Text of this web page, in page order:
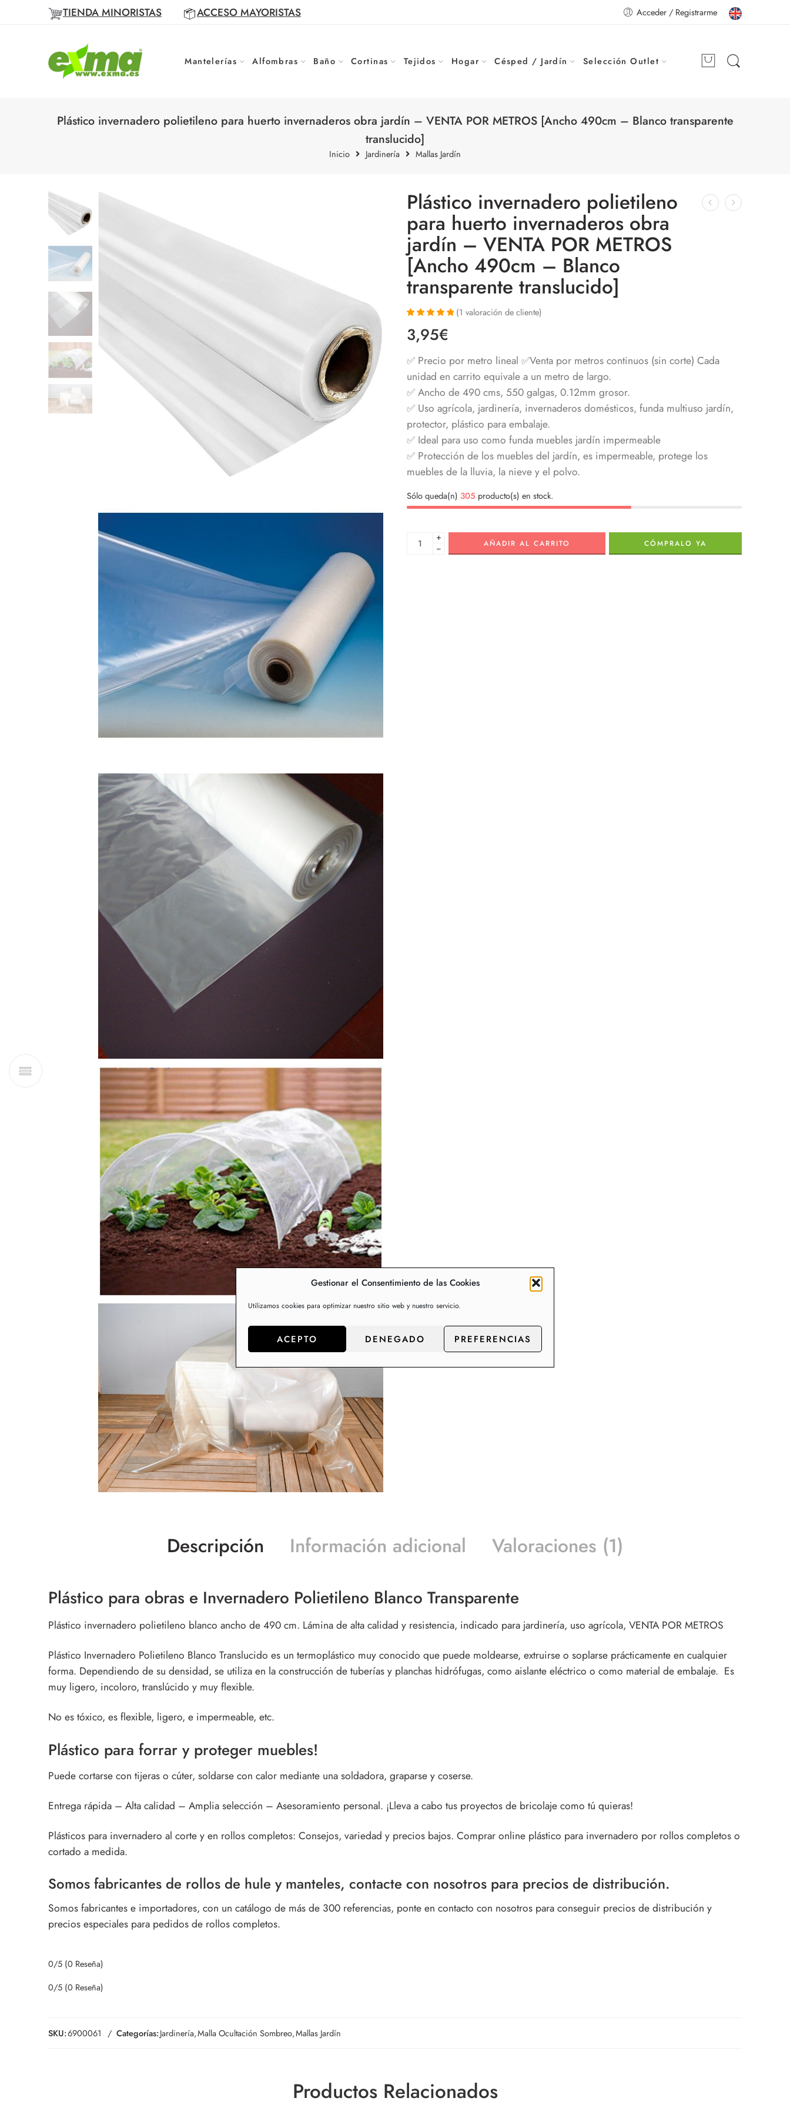
Gestionar el Consentimiento de las Cookies
Utilizamos cookies para optimizar nuestro sitio web y nuestro servicio.
ACEPTO DENEGADO PREFERENCIAS
TIENDA MINORISTAS ACCESO MAYORISTAS Acceder / Registrarme
Mantelerías Alfombras Baño Cortinas Tejidos Hogar Césped / Jardín Selección Outlet
Plástico invernadero polietileno para huerto invernaderos obra jardín – VENTA POR METROS [Ancho 490cm – Blanco transparente
translucido]
Inicio Jardinería Mallas Jardín
Plástico invernadero polietileno
para huerto invernaderos obra
jardín – VENTA POR METROS
[Ancho 490cm – Blanco
transparente translucido]
5.00de 5 en
base a
un cliente
(1 valoración de cliente)
3,95€
✅ Precio por metro lineal ✅Venta por metros continuos (sin corte) Cada
unidad en carrito equivale a un metro de largo.
✅ Ancho de 490 cms, 550 galgas, 0.12mm grosor.
✅ Uso agrícola, jardinería, invernaderos domésticos, funda multiuso jardín,
protector, plástico para embalaje.
✅ Ideal para uso como funda muebles jardín impermeable
✅ Protección de los muebles del jardín, es impermeable, protege los
muebles de la lluvia, la nieve y el polvo.
Sólo queda(n) 305 producto(s) en stock.
+
−
AÑADIR AL CARRITO CÓMPRALO YA
Descripción Información adicional Valoraciones (1)
Plástico para obras e Invernadero Polietileno Blanco Transparente
Plástico invernadero polietileno blanco ancho de 490 cm. Lámina de alta calidad y resistencia, indicado para jardinería, uso agrícola, VENTA POR METROS
Plástico Invernadero Polietileno Blanco Translucido es un termoplástico muy conocido que puede moldearse, extruirse o soplarse prácticamente en cualquier
forma. Dependiendo de su densidad, se utiliza en la construcción de tuberías y planchas hidrófugas, como aislante eléctrico o como material de embalaje. Es
muy ligero, incoloro, translúcido y muy flexible.
No es tóxico, es flexible, ligero, e impermeable, etc.
Plástico para forrar y proteger muebles!
Puede cortarse con tijeras o cúter, soldarse con calor mediante una soldadora, graparse y coserse.
Entrega rápida – Alta calidad – Amplia selección – Asesoramiento personal. ¡Lleva a cabo tus proyectos de bricolaje como tú quieras!
Plásticos para invernadero al corte y en rollos completos: Consejos, variedad y precios bajos. Comprar online plástico para invernadero por rollos completos o
cortado a medida.
Somos fabricantes de rollos de hule y manteles, contacte con nosotros para precios de distribución.
Somos fabricantes e importadores, con un catálogo de más de 300 referencias, ponte en contacto con nosotros para conseguir precios de distribución y
precios especiales para pedidos de rollos completos.
0/5 (0 Reseña)
0/5 (0 Reseña)
SKU:6900061 Categorías:Jardinería,Malla Ocultación Sombreo,Mallas Jardín
Productos Relacionados